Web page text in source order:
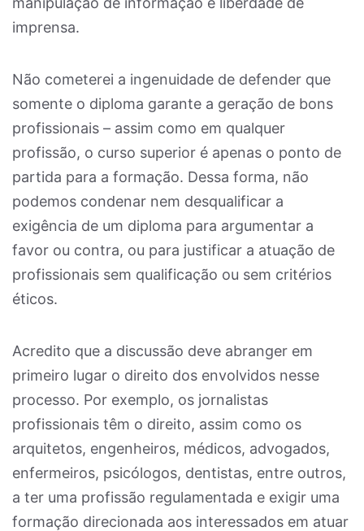
imprensa.
Não cometerei a ingenuidade de defender que
somente o diploma garante a geração de bons
profissionais – assim como em qualquer
profissão, o curso superior é apenas o ponto de
partida para a formação. Dessa forma, não
podemos condenar nem desqualificar a
exigência de um diploma para argumentar a
favor ou contra, ou para justificar a atuação de
profissionais sem qualificação ou sem critérios
éticos.
Acredito que a discussão deve abranger em
primeiro lugar o direito dos envolvidos nesse
processo. Por exemplo, os jornalistas
profissionais têm o direito, assim como os
arquitetos, engenheiros, médicos, advogados,
enfermeiros, psicólogos, dentistas, entre outros,
a ter uma profissão regulamentada e exigir uma
formação direcionada aos interessados em atuar